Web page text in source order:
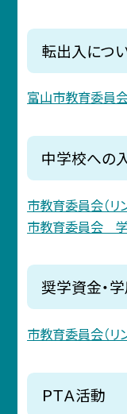
転出入につ
富山市教育委員会
中学校への
市教育委員会（リ
市教育委員会 学
奨学資金・
市教育委員会（リ
ＰＴＡ活動